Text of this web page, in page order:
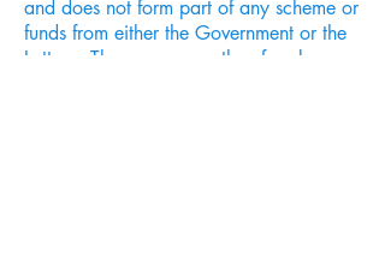
and does not form part of any scheme or
funds from either the Government or the
Lottery. The money can therefore be